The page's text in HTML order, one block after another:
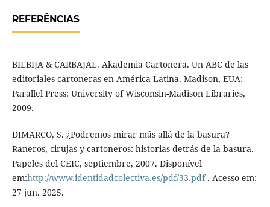
REFERÊNCIAS
BILBIJA & CARBAJAL. Akademia Cartonera. Un ABC de las
editoriales cartoneras en América Latina. Madison, EUA:
Parallel Press: University of Wisconsin-Madison Libraries,
2009.
DIMARCO, S. ¿Podremos mirar más allá de la basura?
Raneros, cirujas y cartoneros: historias detrás de la basura.
Papeles del CEIC, septiembre, 2007. Disponível
em:http://www.identidadcolectiva.es/pdf/33.pdf. Acesso em:
27 jun. 2025.